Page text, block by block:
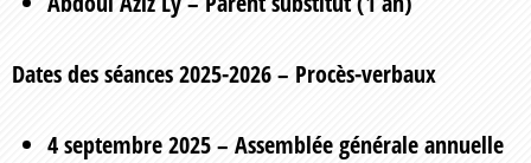
Dates des séances 2025-2026– Procès-verbaux
4 septembre 2025 – Assemblée générale annuelle